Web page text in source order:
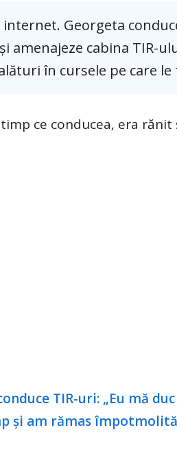
Georgeta
amenajeze cabina TIR-
în cursele pe care le
ce conducea, era